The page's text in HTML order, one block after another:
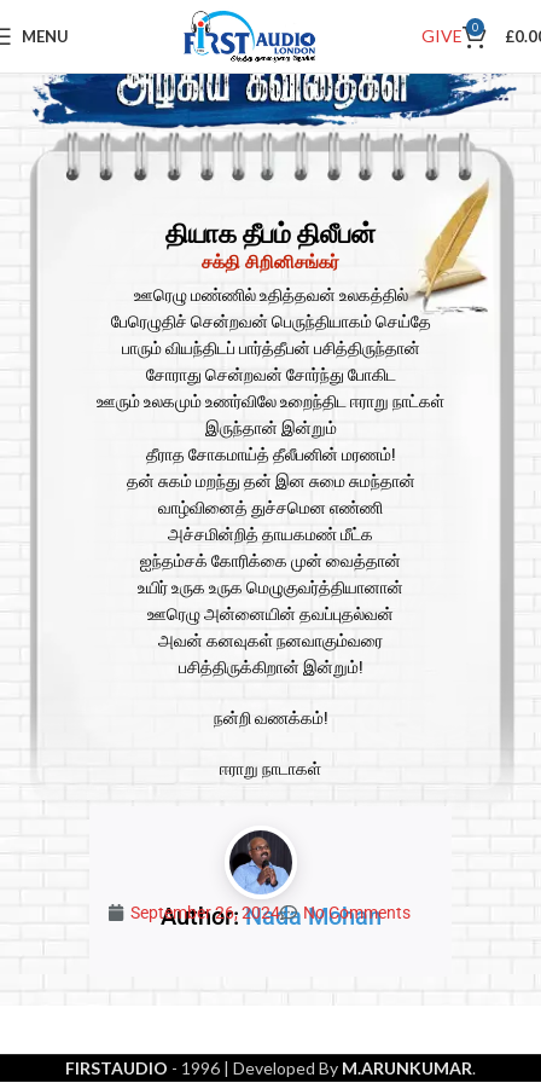
MENU GIVE 0 £
தியாக தீபம் திலீபன்
சக்தி சிறினிசங்கர்
ஊரெழு மண்ணில் உதித்தவன் உலகத்தில்
பேரெழுதிச் சென்றவன் பெருந்தியாகம் செய்தே
பாரும் வியந்திடப் பார்த்தீபன் பசித்திருந்தான்
சோராது சென்றவன் சோர்ந்து போகிட
ஊரும் உலகமும் உணர்விலே உறைந்திட ஈராறு நாட்கள்
இருந்தான் இன்றும்
தீராத சோகமாய்த் தீலீபனின் மரணம்!
தன் சுகம் மறந்து தன் இன சுமை சுமந்தான்
வாழ்வினைத் துச்சமென எண்ணி
அச்சமின்றித் தாயகமண் மீட்க
ஐந்தம்சக் கோரிக்கை முன் வைத்தான்
உயிர் உருக உருக மெழுகுவர்த்தியானான்
ஊரெழு அன்னையின் தவப்புதல்வன்
அவன் கனவுகள் நனவாகும்வரை
பசித்திருக்கிறான் இன்றும்!
நன்றி வணக்கம்!
ஈராறு நாடாகள்
Author:Nada Mohan
September 26, 2024 No Comments
FIRSTAUDIO - 1996 | Developed By M.ARUNKUMAR.